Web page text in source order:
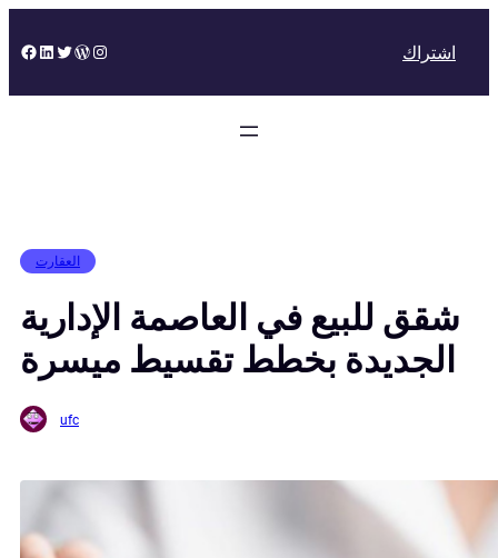
to
Facebook
LinkedIn
Twitter
WordPress
Instagram اشتراك
العقارت
شقق للبيع في العاصمة الإدارية
الجديدة بخطط تقسيط ميسرة
ufc